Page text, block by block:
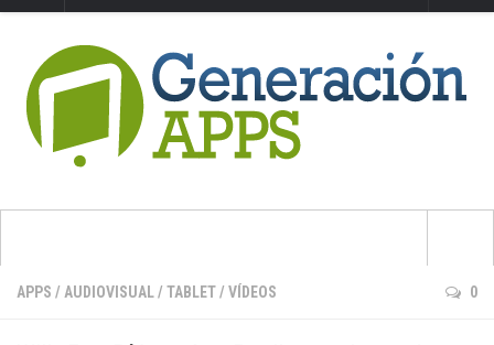
Envíanos tu app
Apps
APPS / AUDIOVISUAL/ TABLET/ VÍDEOS 0